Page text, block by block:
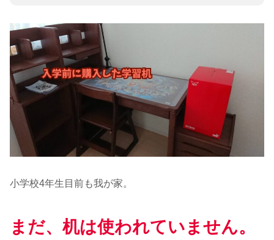
小学校4年生目前も我が家。
まだ、机は使われていません。